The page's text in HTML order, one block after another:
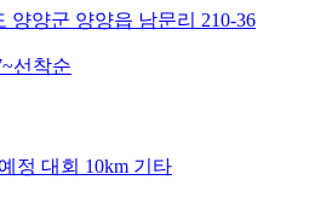
양양군 양양읍 남문리 210-36
선착순
정 대회 10km 기타